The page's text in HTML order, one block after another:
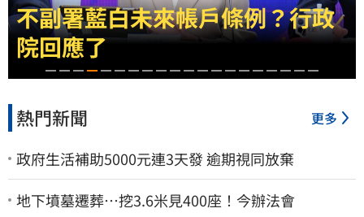
白海豚颱風擺盪逼近！雨到「這
時」才趨緩
熱門新聞 更多
政府生活補助5000元連3天發 逾期視同放棄
地下墳墓遷葬…挖3.6米見400座！今辦法會